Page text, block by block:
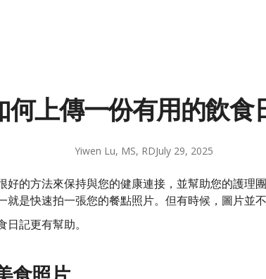
何上傳一份有用的飲食
Yiwen Lu, MS, RDJuly 29, 2025
好的方法來保持與您的健康連接，並幫助您的護理
就是快速拍一張您的餐點照片。但有時候，圖片並不
記更有幫助。